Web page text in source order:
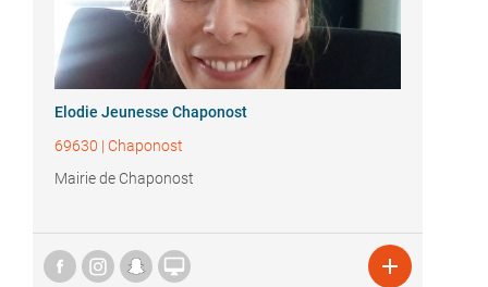
Elodie Jeunesse Chaponost
69630 | Chaponost
Mairie de Chaponost
 